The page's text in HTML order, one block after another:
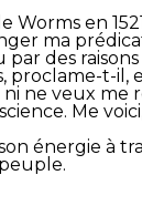
Worms en
ma
des raisons
proclame-t-il,
ni ne veux me
Me
énergie à